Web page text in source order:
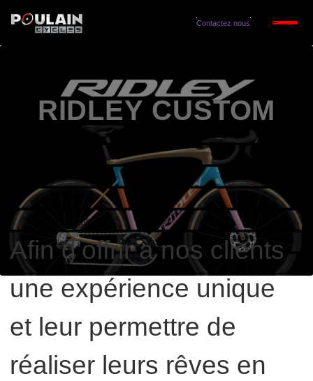
Contactez nous
RIDLEY CUSTOM
Afin d’offrir à nos clients
une expérience unique
et leur permettre de
réaliser leurs rêves en